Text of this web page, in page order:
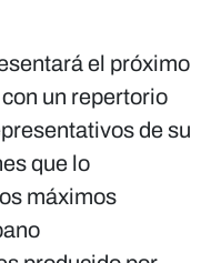
el próximo
un repertorio
de su
que lo
máximos